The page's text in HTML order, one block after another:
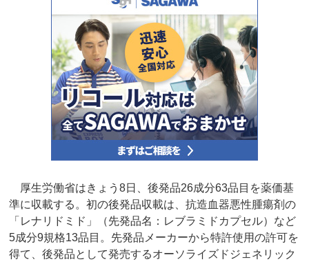
厚生労働省はきょう8日、後発品26成分63品目を薬価基
準に収載する。初の後発品収載は、抗造血器悪性腫瘍剤の
「レナリドミド」（先発品名：レブラミドカプセル）など
5成分9規格13品目。先発品メーカーから特許使用の許可を
得て、後発品として発売するオーソライズドジェネリック